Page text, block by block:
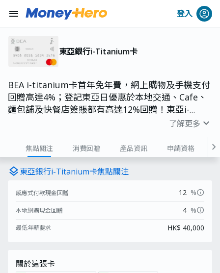
menu 登入
東亞銀行i-Titanium卡
BEA i-titanium卡首年免年費，網上購物及手機支付
回贈高達4%；登記東亞日優惠於本地交通、Cafe、
麵包舖及快餐店簽賬都有高達12%回贈！東亞i-
了解更多 expand_more
焦點關注 消費回贈 產品資訊 申請資格 費
chevron_right
layers東亞銀行i-Titanium卡焦點關注
感應式付款現金回贈 12 %info
本地網購現金回贈 4 %info
最低年薪要求 HK$ 40,000
關於這張卡